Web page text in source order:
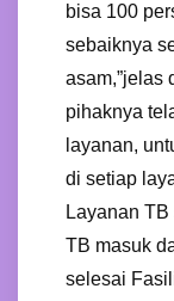
bisa 100
sebaiknya
asam,”jelas
pihaknya
layanan,
di setiap
Layanan
TB masuk
selesai